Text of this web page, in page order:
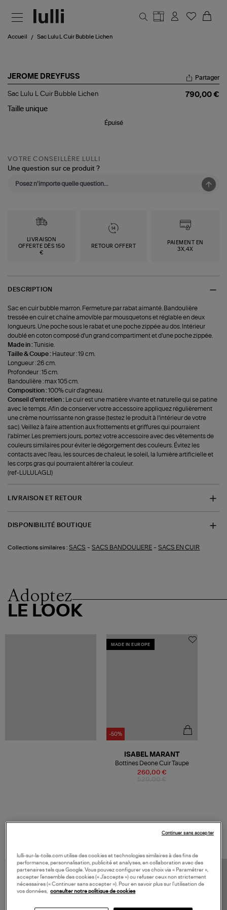
Accueil Sac Lulu L Cuir Bubble Lichen
JEROME DREYFUSS
Sac
L
Partager
Sac Lulu L Cuir Bubble Lichen
790,00 €
Taille unique
Épuisé
VOTRE CONSEILLÈRE LULLI
Une question sur ce produit ?
LIVRAISON
OFFERTE DÈS 150
€
RETOUR OFFERT
PAIEMENT EN
3X,4X
DESCRIPTION
Sac en cuir bubble marron. Fermeture par rabat aimanté. Bandoulière
tressée en cuir et chaîne amovible par mousquetons et réglable en deux
longueurs. Une poche sous le rabat et une poche zippée au dos. Intérieur
doublé en coton composé d'un grand compartiment et d'une poche zippée.
Made in :Tunisie.
Taille & Coupe : Hauteur : 19 cm.
Longueur : 26 cm.
Profondeur : 15 cm.
Bandoulière : max 105 cm.
Composition :100% cuir d'agneau.
Conseil d'entretien :
Le cuir est une matière vivante et naturelle qui se patine
avec le temps. Afin de conserver votre accessoire appliquez régulièrement
une crème nourrissante non grasse (testez le produit à l'intérieur de votre
sac). Veillez à faire attention aux frottements et griffures qui pourraient
l’abîmer. Les premiers jours, portez votre accessoire avec des vêtements de
couleurs similaires pour éviter le dégorgement des couleurs. Évitez les
contacts avec l'eau, les sources de chaleur, le soleil, la lumière artificielle et
les corps gras qui pourraient altérer la couleur.
(ref-LULULAGLI)
LIVRAISON ET RETOUR
DISPONIBILITÉ BOUTIQUE
Collections similaires : SACS -SACS BANDOULIERE -SACS EN CUIR
Adoptez
LE LOOK
MADE IN EUROPE
-50%
260,00 €
ISABEL MARANT
Bottines Deone Cuir Taupe
lulli-sur-la-toile.com utilise des cookies et technologies similaires à des fins de
performance, personnalisation, publicité et analyses, en collaboration avec des
partenaires tels que Google. Vous pouvez configurer vos choix via « Paramétrer »,
accepter l’ensemble des cookies (« J’accepte ») ou refuser ceux non strictement
nécessaires (« Continuer sans accepter »). Pour en savoir plus sur l’utilisation de
vos données, consulter notre politique de cookies
Continuer sans accepter